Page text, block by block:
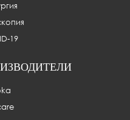
19